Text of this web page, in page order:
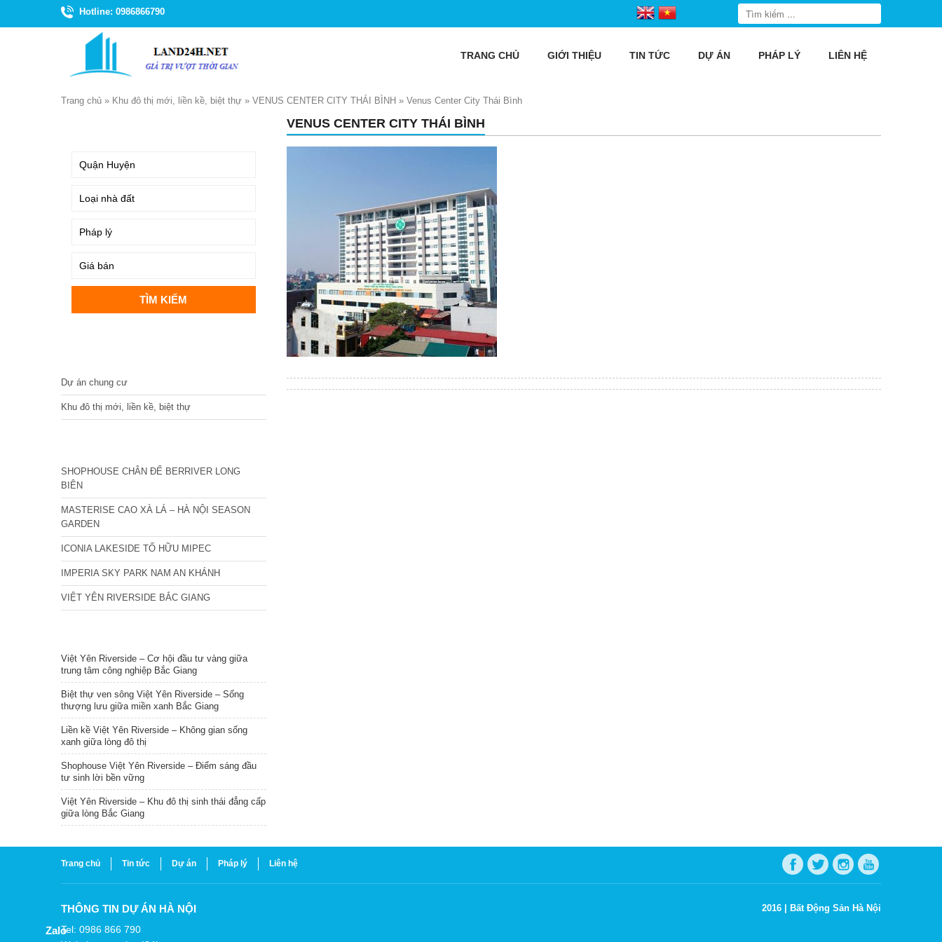
Hotline: 0986866790
TRANG CHỦ GIỚI THIỆU TIN TỨC DỰ ÁN PHÁP LÝ LIÊN HỆ
Trang chủ » Khu đô thị mới, liền kề, biệt thự » VENUS CENTER CITY THÁI BÌNH » Venus Center City Thái Bình
VENUS CENTER CITY THÁI BÌNH
Dự án chung cư
Khu đô thị mới, liền kề, biệt thự
SHOPHOUSE CHÂN ĐẾ BERRIVER LONG
BIÊN
MASTERISE CAO XÀ LÁ – HÀ NỘI SEASON
GARDEN
ICONIA LAKESIDE TỐ HỮU MIPEC
IMPERIA SKY PARK NAM AN KHÁNH
VIỆT YÊN RIVERSIDE BẮC GIANG
Việt Yên Riverside – Cơ hội đầu tư vàng giữa
trung tâm công nghiệp Bắc Giang
Biệt thự ven sông Việt Yên Riverside – Sống
thượng lưu giữa miền xanh Bắc Giang
Liền kề Việt Yên Riverside – Không gian sống
xanh giữa lòng đô thị
Shophouse Việt Yên Riverside – Điểm sáng đầu
tư sinh lời bền vững
Việt Yên Riverside – Khu đô thị sinh thái đẳng cấp
giữa lòng Bắc Giang
Trang chủ Tin tức Dự án Pháp lý Liên hệ
THÔNG TIN DỰ ÁN HÀ NỘI
Tel: 0986 866 790
2016 | Bất Động Sản Hà Nội
Zalo